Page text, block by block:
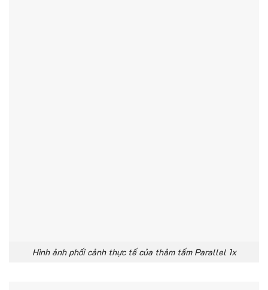
Hình ảnh phối cảnh thực tế của thảm tấm Parallel 1x